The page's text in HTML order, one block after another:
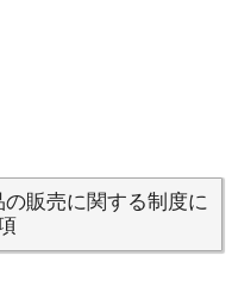
販売に関する制度に